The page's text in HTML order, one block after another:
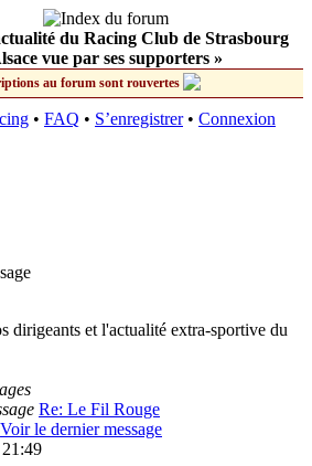
du Racing Club de Strasbourg
vue par ses supporters »
au forum sont rouvertes
• FAQ • S’enregistrer• Connexion
dirigeants et l'actualité extra-sportive du
Re: Le Fil Rouge
Voir le dernier message